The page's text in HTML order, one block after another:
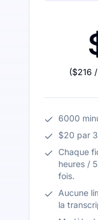
($216
6000
$20 par
Chaque
heures /
fois.
Aucune
la